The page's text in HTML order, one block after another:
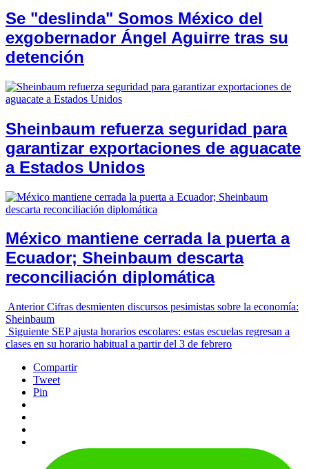
Se "deslinda" Somos México del
exgobernador Ángel Aguirre tras su
detención
Sheinbaum refuerza seguridad para
garantizar exportaciones de aguacate
a Estados Unidos
México mantiene cerrada la puerta a
Ecuador; Sheinbaum descarta
reconciliación diplomática
Anterior Cifras desmienten discursos pesimistas sobre la economía:
Sheinbaum
Siguiente SEP ajusta horarios escolares: estas escuelas regresan a
clases en su horario habitual a partir del 3 de febrero
Compartir
Tweet
Pin